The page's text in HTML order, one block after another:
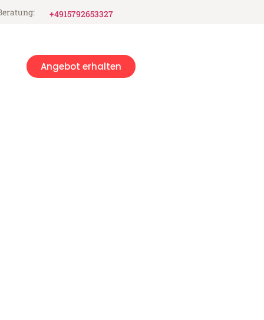
+4915792653327
Angebot erhalten